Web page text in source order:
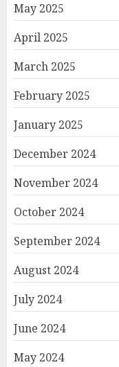
May 2025
April 2025
March 2025
February 2025
January 2025
December 2024
November 2024
October 2024
September 2024
August 2024
July 2024
June 2024
May 2024